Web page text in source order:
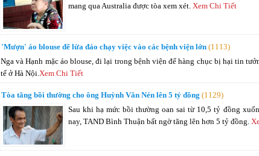
mang qua Australia được tòa xem xét. Xem Chi Tiết
'Mượn' áo blouse để lừa đảo chạy việc vào các bệnh viện lớn (1113)
Nga và Hạnh mặc áo blouse, đi lại trong bệnh viện để hàng chục bị hại tin
tế ở Hà Nội.Xem Chi Tiết
Tòa tăng bồi thường cho ông Huỳnh Văn Nén lên 5 tỷ đồng (1129)
Sau khi hạ mức bồi thường oan sai từ 10,5 tỷ đồng
nay, TAND Bình Thuận bất ngờ tăng lên hơn 5 tỷ đồng.